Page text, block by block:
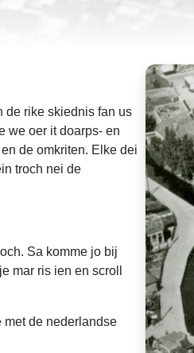
de rike skiednis fan us
we oer it doarps- en
de omkriten. Elke dei
troch nei de
Sa komme jo bij
mar ris ien en scroll
met de nederlandse